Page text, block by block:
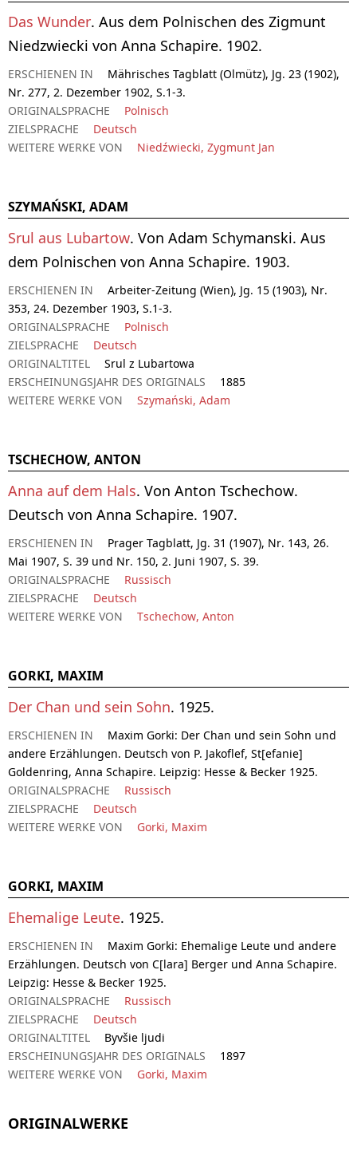
Das Wunder. Aus dem Polnischen des Zigmunt
Niedzwiecki von Anna Schapire. 1902.
ERSCHIENEN IN
Mährisches Tagblatt (Olmütz), Jg. 23 (1902),
Nr. 277, 2. Dezember 1902, S.1-3.
ORIGINALSPRACHE
Polnisch
ZIELSPRACHE
Deutsch
WEITERE WERKE VON
Niedźwiecki, Zygmunt Jan
SZYMAŃSKI, ADAM
Srul aus Lubartow. Von Adam Schymanski. Aus
dem Polnischen von Anna Schapire. 1903.
ERSCHIENEN IN
Arbeiter-Zeitung (Wien), Jg. 15 (1903), Nr.
353, 24. Dezember 1903, S.1-3.
ORIGINALSPRACHE
Polnisch
ZIELSPRACHE
Deutsch
ORIGINALTITEL
Srul z Lubartowa
ERSCHEINUNGSJAHR DES ORIGINALS
1885
WEITERE WERKE VON
Szymański, Adam
TSCHECHOW, ANTON
Anna auf dem Hals. Von Anton Tschechow.
Deutsch von Anna Schapire. 1907.
ERSCHIENEN IN
Prager Tagblatt, Jg. 31 (1907), Nr. 143, 26.
Mai 1907, S. 39 und Nr. 150, 2. Juni 1907, S. 39.
ORIGINALSPRACHE
Russisch
ZIELSPRACHE
Deutsch
WEITERE WERKE VON
Tschechow, Anton
GORKI, MAXIM
Der Chan und sein Sohn. 1925.
ERSCHIENEN IN
Maxim Gorki: Der Chan und sein Sohn und
andere Erzählungen. Deutsch von P. Jakoflef, St[efanie]
Goldenring, Anna Schapire. Leipzig: Hesse & Becker 1925.
ORIGINALSPRACHE
Russisch
ZIELSPRACHE
Deutsch
WEITERE WERKE VON
Gorki, Maxim
GORKI, MAXIM
Ehemalige Leute. 1925.
ERSCHIENEN IN
Maxim Gorki: Ehemalige Leute und andere
Erzählungen. Deutsch von C[lara] Berger und Anna Schapire.
Leipzig: Hesse & Becker 1925.
ORIGINALSPRACHE
Russisch
ZIELSPRACHE
Deutsch
ORIGINALTITEL
Byvšie ljudi
ERSCHEINUNGSJAHR DES ORIGINALS
1897
WEITERE WERKE VON
Gorki, Maxim
ORIGINALWERKE